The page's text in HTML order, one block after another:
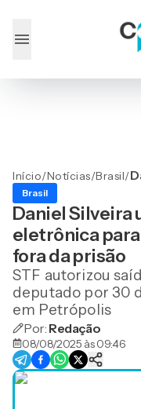
Início/Notícias/Brasil/
Brasil
Daniel Silveira
eletrônica
fora da prisão
STF autorizou
deputado por 30
em Petrópolis
Por: Redação
08/08/2025 às 09:46